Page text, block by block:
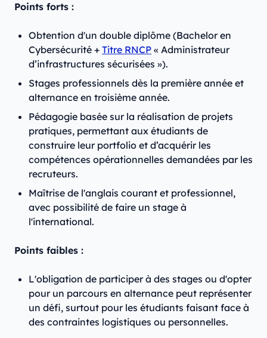
Points forts :
Obtention d'un double diplôme (Bachelor en
Cybersécurité + Titre RNCP « Administrateur
d’infrastructures sécurisées »).
Stages professionnels dès la première année et
alternance en troisième année.
Pédagogie basée sur la réalisation de projets
pratiques, permettant aux étudiants de
construire leur portfolio et d’acquérir les
compétences opérationnelles demandées par les
recruteurs.
Maîtrise de l'anglais courant et professionnel,
avec possibilité de faire un stage à
l'international.
Points faibles :
L'obligation de participer à des stages ou d'opter
pour un parcours en alternance peut représenter
un défi, surtout pour les étudiants faisant face à
des contraintes logistiques ou personnelles.